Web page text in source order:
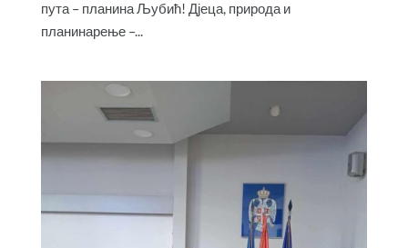
пута – планина Љубић! Дјеца, природа и
планинарење –...